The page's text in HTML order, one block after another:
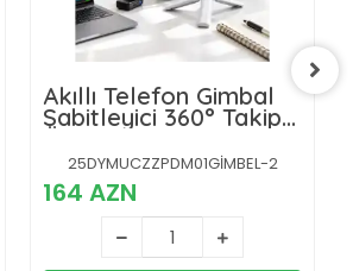
Akıllı Telefon Gimbal
Sabitleyici 360° Takip
Özellikli Profesyonel
Video Çekim Stabilizeri
25DYMUCZZPDM01GİMBEL-2
164 AZN